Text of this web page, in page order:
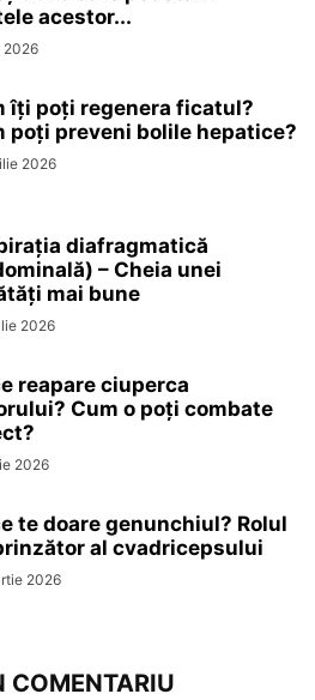
acestor...
2026
îți poți regenera ficatul?
poți preveni bolile hepatice?
2026
diafragmatică
– Cheia unei
mai bune
2026
reapare ciuperca
Cum o poți combate
2026
te doare genunchiul? Rolul
al cvadricepsului
2026
COMENTARIU